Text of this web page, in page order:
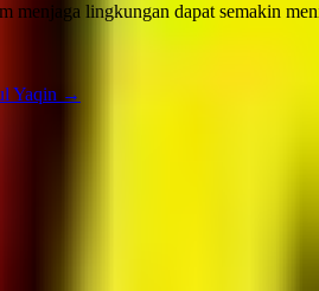
lingkungan dapat semakin
Yaqin →